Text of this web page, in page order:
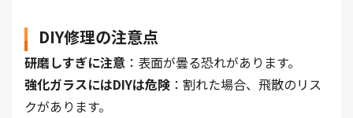
DIY修理の注意点
研磨しすぎに注意 ：表面が曇る恐れがあります。
強化ガラスにはDIYは危険 ：割れた場合、飛散のリス
クがあります。